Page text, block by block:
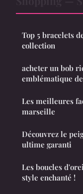
Top 5 bracelets
collection
acheter un bob
emblématique
Les meilleures
marseille
Découvrez le
ultime garanti
Les boucles
style enchanté !